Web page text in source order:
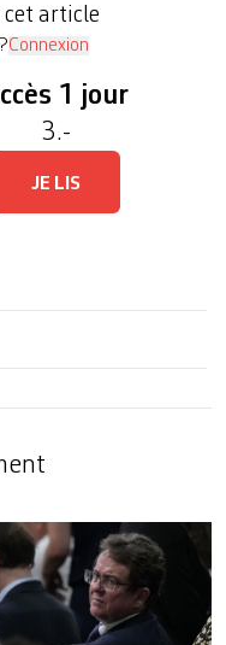
cet article
Connexion
1 jour
3.-
JE LIS